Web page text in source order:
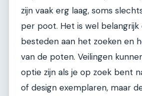
zijn vaak erg laag, soms
per poot. Het is wel
besteden aan het zoeken en
van de poten. Veilingen
optie zijn als je op zoek bent
of design exemplaren, maar